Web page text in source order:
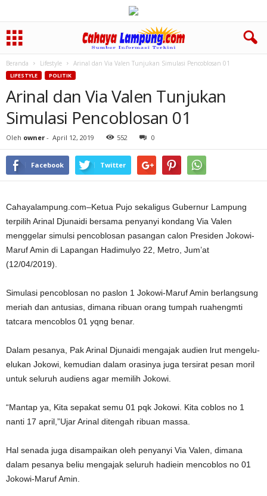
Beranda Lifestyle Arinal dan Via Valen Tunjukan Simulasi Pencoblosan 01
LIFESTYLE POLITIK
Arinal dan Via Valen Tunjukan
Simulasi Pencoblosan 01
Oleh owner - April 12, 2019 552 0
Facebook Twitter
Cahayalampung.com–Ketua Pujo sekaligus Gubernur Lampung
terpilih Arinal Djunaidi bersama penyanyi kondang Via Valen
menggelar simulsi pencoblosan pasangan calon Presiden Jokowi-
Maruf Amin di Lapangan Hadimulyo 22, Metro, Jum’at
(12/04/2019).
Simulasi pencoblosan no paslon 1 Jokowi-Maruf Amin berlangsung
meriah dan antusias, dimana ribuan orang tumpah ruahengmti
tatcara mencoblos 01 yqng benar.
Dalam pesanya, Pak Arinal Djunaidi mengajak audien lrut mengelu-
elukan Jokowi, kemudian dalam orasinya juga tersirat pesan moril
untuk seluruh audiens agar memilih Jokowi.
“Mantap ya, Kita sepakat semu 01 pqk Jokowi. Kita coblos no 1
nanti 17 april,”Ujar Arinal ditengah ribuan massa.
Hal senada juga disampaikan oleh penyanyi Via Valen, dimana
dalam pesanya beliu mengajak seluruh hadiein mencoblos no 01
Jokowi-Maruf Amin.